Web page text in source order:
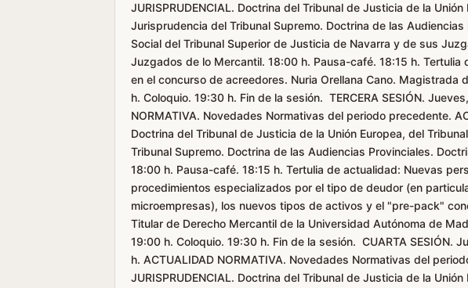
JURISPRUDENCIAL. Doctrina del Tribunal de Justicia de la
Jurisprudencia del Tribunal Supremo. Doctrina de las
Social del Tribunal Superior de Justicia de Navarra y de sus
Juzgados de lo Mercantil. 18:00 h. Pausa-café. 18:15 h.
en el concurso de acreedores. Nuria Orellana Cano. Magistrada
h. Coloquio. 19:30 h. Fin de la sesión. TERCERA SESIÓN.
NORMATIVA. Novedades Normativas del periodo precedente.
Doctrina del Tribunal de Justicia de la Unión Europea, del
Tribunal Supremo. Doctrina de las Audiencias Provinciales.
18:00 h. Pausa-café. 18:15 h. Tertulia de actualidad: Nuevas
procedimientos especializados por el tipo de deudor (en
microempresas), los nuevos tipos de activos y el "pre-pack"
Titular de Derecho Mercantil de la Universidad Autónoma de
19:00 h. Coloquio. 19:30 h. Fin de la sesión. CUARTA SESIÓN.
h. ACTUALIDAD NORMATIVA. Novedades Normativas del
JURISPRUDENCIAL. Doctrina del Tribunal de Justicia de la